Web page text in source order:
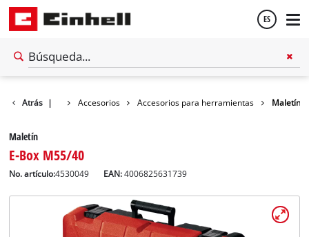
ES
Atrás | Accesorios Accesorios para herramientas Maletín
Maletín
E-Box M55/40
No. artículo:4530049 EAN:4006825631739